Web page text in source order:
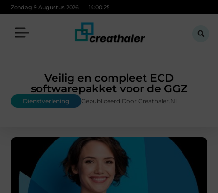
Zondag 9 Augustus 2026 14:00:26
Veilig en compleet ECD
softwarepakket voor de GGZ
Dienstverlening Gepubliceerd Door Creathaler.nl